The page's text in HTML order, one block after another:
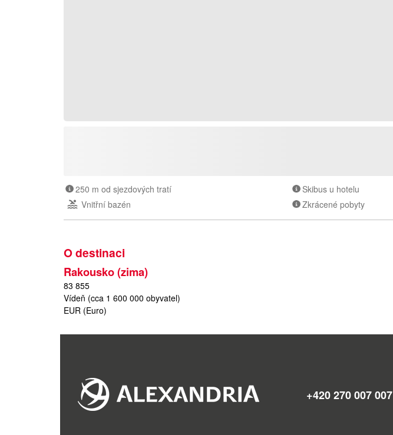
250 m od sjezdových tratí
Skibus u hotelu
Vnitřní bazén
Zkrácené pobyty
O destinaci
Rakousko (zima)
83 855
Vídeň (cca 1 600 000 obyvatel)
EUR (Euro)
+420 270 007 007